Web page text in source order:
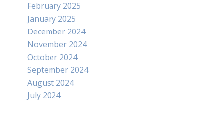
February 2025
January 2025
December 2024
November 2024
October 2024
September 2024
August 2024
July 2024